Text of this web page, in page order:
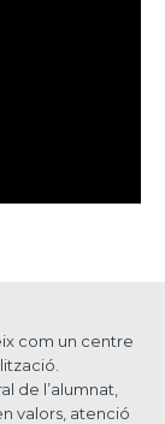
com un centre
de l’alumnat,
valors, atenció